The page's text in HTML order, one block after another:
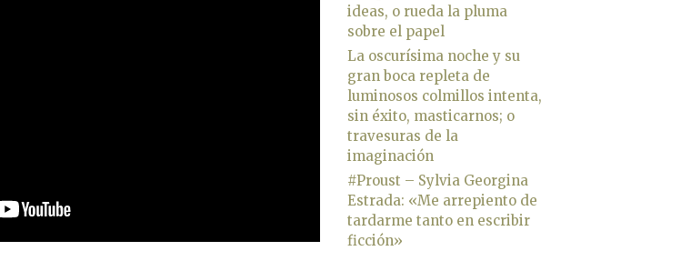
ideas, o rueda la pluma
sobre el papel
La oscurísima noche y su
gran boca repleta de
luminosos colmillos intenta,
sin éxito, masticarnos; o
travesuras de la
imaginación
#Proust – Sylvia Georgina
Estrada: «Me arrepiento de
tardarme tanto en escribir
ficción»